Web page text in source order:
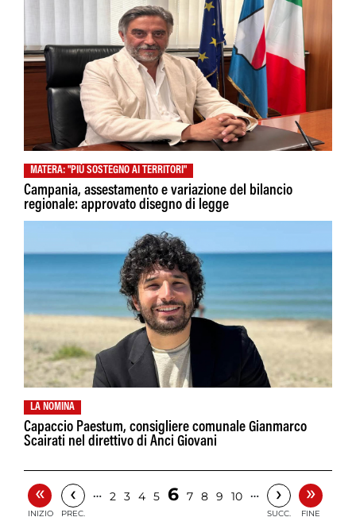
MATERA: "PIÙ SOSTEGNO AI TERRITORI"
Campania, assestamento e variazione del bilancio
regionale: approvato disegno di legge
LA NOMINA
Capaccio Paestum, consigliere comunale Gianmarco
Scairati nel direttivo di Anci Giovani
«
INIZIO
‹
PREC.
… 2 3 4 5 6 7 8 9 10 … ›
SUCC.
»
FINE